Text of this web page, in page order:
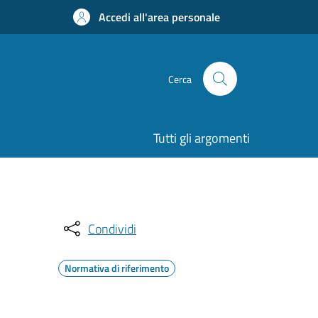
Accedi all'area personale
Cerca
Tutti gli argomenti
Condividi
Normativa di riferimento